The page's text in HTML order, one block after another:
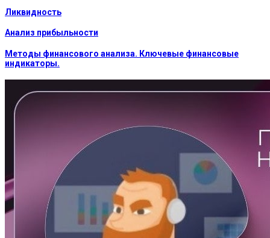
Ликвидность
Анализ прибыльности
Методы финансового анализа. Ключевые финансовые
индикаторы.